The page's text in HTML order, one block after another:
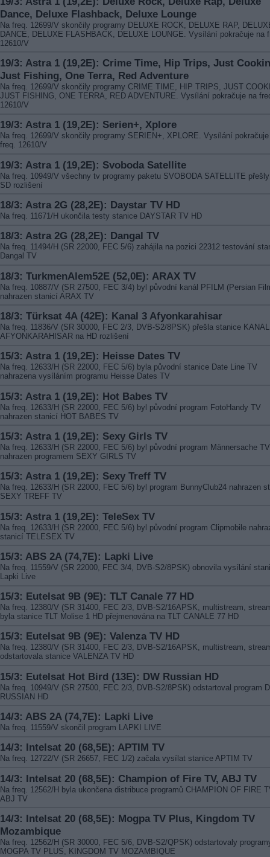
Dance, Deluxe Flashback, Deluxe Lounge
Na freq. 12699/V skončily programy DELUXE ROCK, DELUXE RAP,
DANCE, DELUXE FLASHBACK, DELUXE LOUNGE. Vysílání pokračuje na
12610/V
19/3: Astra 1 (19,2E): Crime Time, Hip Trips, Just
Just Fishing, One Terra, Red Adventure
Na freq. 12699/V skončily programy CRIME TIME, HIP TRIPS, JUST
JUST FISHING, ONE TERRA, RED ADVENTURE. Vysílání pokračuje na
12610/V
19/3: Astra 1 (19,2E): Serien+, Xplore
Na freq. 12699/V skončily programy SERIEN+, XPLORE. Vysílání
freq. 12610/V
19/3: Astra 1 (19,2E): Svoboda Satellite
Na freq. 10949/V všechny tv programy paketu SVOBODA SATELLITE
SD rozlišení
18/3: Astra 2G (28,2E): Daystar TV HD
Na freq. 11671/H ukončila testy stanice DAYSTAR TV HD
18/3: Astra 2G (28,2E): Dangal TV
Na freq. 11494/H (SR 22000, FEC 5/6) zahájila na pozici 22312 testování
Dangal TV
18/3: TurkmenAlem52E (52,0E): ARAX TV
Na freq. 10887/V (SR 27500, FEC 3/4) byl původní kanál PFILM (Persian
nahrazen stanicí ARAX TV
18/3: Türksat 4A (42E): Kanal 3 Afyonkarahisar
Na freq. 11836/V (SR 30000, FEC 2/3, DVB-S2/8PSK) přešla stanice
AFYONKARAHISAR na HD rozlišení
15/3: Astra 1 (19,2E): Heisse Dates TV
Na freq. 12633/H (SR 22000, FEC 5/6) byla původní stanice Date Line TV
nahrazena vysíláním programu Heisse Dates TV
15/3: Astra 1 (19,2E): Hot Babes TV
Na freq. 12633/H (SR 22000, FEC 5/6) byl původní program FotoHandy TV
nahrazen stanicí HOT BABES TV
15/3: Astra 1 (19,2E): Sexy Girls TV
Na freq. 12633/H (SR 22000, FEC 5/6) byl původní program Männersache TV
nahrazen programem SEXY GIRLS TV
15/3: Astra 1 (19,2E): Sexy Treff TV
Na freq. 12633/H (SR 22000, FEC 5/6) byl program BunnyClub24 nahrazen
SEXY TREFF TV
15/3: Astra 1 (19,2E): TeleSex TV
Na freq. 12633/H (SR 22000, FEC 5/6) byl původní program Clipmobile
stanicí TELESEX TV
15/3: ABS 2A (74,7E): Lapki Live
Na freq. 11559/V (SR 22000, FEC 3/4, DVB-S2/8PSK) obnovila vysílání
Lapki Live
15/3: Eutelsat 9B (9E): TLT Canale 77 HD
Na freq. 12380/V (SR 31400, FEC 2/3, DVB-S2/16APSK, multistream,
byla stanice TLT Molise 1 HD přejmenována na TLT CANALE 77 HD
15/3: Eutelsat 9B (9E): Valenza TV HD
Na freq. 12380/V (SR 31400, FEC 2/3, DVB-S2/16APSK, multistream,
odstartovala stanice VALENZA TV HD
15/3: Eutelsat Hot Bird (13E): DW Russian HD
Na freq. 10949/V (SR 27500, FEC 2/3, DVB-S2/8PSK) odstartoval program
RUSSIAN HD
14/3: ABS 2A (74,7E): Lapki Live
Na freq. 11559/V skončil program LAPKI LIVE
14/3: Intelsat 20 (68,5E): APTIM TV
Na freq. 12722/V (SR 26657, FEC 1/2) začala vysílat stanice APTIM TV
14/3: Intelsat 20 (68,5E): Champion of Fire TV, ABJ TV
Na freq. 12562/H byla ukončena distribuce programů CHAMPION OF FIRE
ABJ TV
14/3: Intelsat 20 (68,5E): Mogpa TV Plus, Kingdom TV
Mozambique
Na freq. 12562/H (SR 30000, FEC 5/6, DVB-S2/QPSK) odstartovaly
MOGPA TV PLUS, KINGDOM TV MOZAMBIQUE